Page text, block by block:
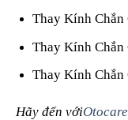
Thay Kính Chắn
Thay Kính
Thay Kính
Hãy đến với